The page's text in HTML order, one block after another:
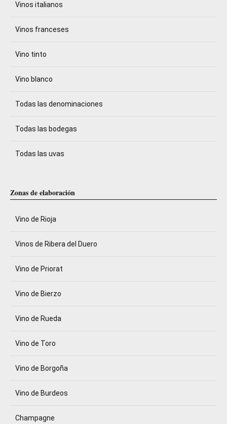
Vinos italianos
Vinos franceses
Vino tinto
Vino blanco
Todas las denominaciones
Todas las bodegas
Todas las uvas
Zonas de elaboración
Vino de Rioja
Vinos de Ribera del Duero
Vino de Priorat
Vino de Bierzo
Vino de Rueda
Vino de Toro
Vino de Borgoña
Vino de Burdeos
Champagne